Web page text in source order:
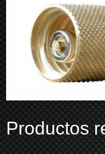
Productos